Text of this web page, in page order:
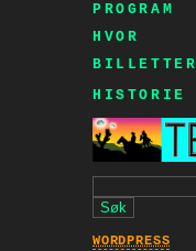
PROGRAM
HVOR
BILLETTER
HISTORIE
WORDPRESS